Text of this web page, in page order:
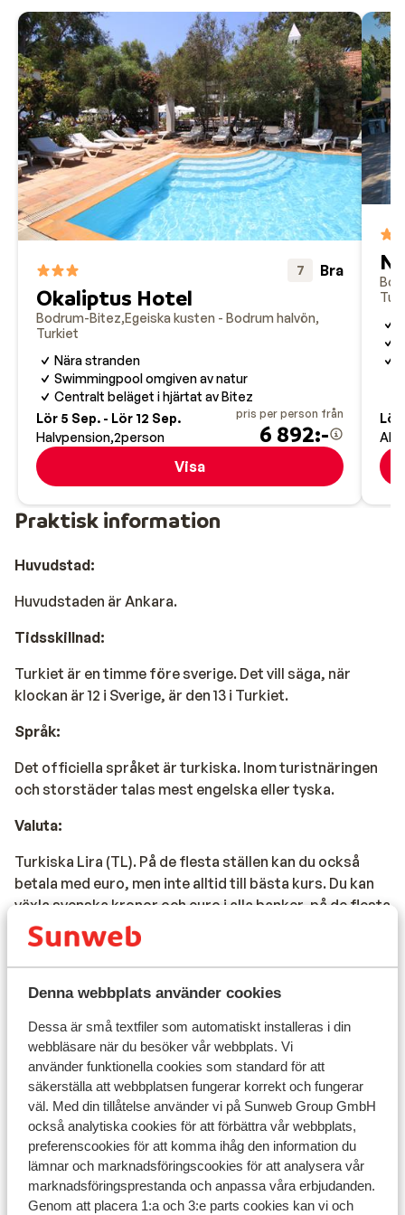
Denna webbplats använder cookies
Dessa är små textfiler som automatiskt installeras i din
webbläsare när du besöker vår webbplats. Vi
använder funktionella cookies som standard för att
säkerställa att webbplatsen fungerar korrekt och fungerar
väl. Med din tillåtelse använder vi på Sunweb Group GmbH
också analytiska cookies för att förbättra vår webbplats,
preferenscookies för att komma ihåg den information du
lämnar och marknadsföringscookies för att analysera vår
marknadsföringsprestanda och anpassa våra erbjudanden.
Genom att placera 1:a och 3:e parts cookies kan vi och
7 Bra
Okaliptus Hotel
Bodrum-Bitez Egeiska kusten - Bodrum halvön
Turkiet
Nära stranden
Swimmingpool omgiven av natur
Centralt beläget i hjärtat av Bitez
Lör 5 Sep. - Lör 12 Sep.
Halvpension 2person
pris per person från
6 892:-
Visa
Lör
All
Praktisk information
Huvudstad:
Huvudstaden är Ankara.
Tidsskillnad:
Turkiet är en timme före sverige. Det vill säga, när
klockan är 12 i Sverige, är den 13 i Turkiet.
Språk:
Det officiella språket är turkiska. Inom turistnäringen
och storstäder talas mest engelska eller tyska.
Valuta:
Turkiska Lira (TL). På de flesta ställen kan du också
betala med euro, men inte alltid till bästa kurs. Du kan
växla svenska kronor och euro i alla banker, på de flesta
växlingskontor och postkontor, PTT. Observera att du
utöver uttagsavgifter som betalas till din svenska bank
också betalar en uttagsavgifter på cirka 5% till den
turkiska banken.
Dricks:
I Turkiet är det vanligt att man dricksar personalen för
servicen. Lönerna i tjänstesektorn är låga och
personalen förlitar sig ofta på dricks. I priser ingår inte
dricks, eftersom det är något du själv väljer, och
dricks-systemet är en del av kulturen. Vi uppmuntrar
dig att följa och respektera denna sed och ge dricks till
anställda i tjänstesektorn, som servitörer, städare,